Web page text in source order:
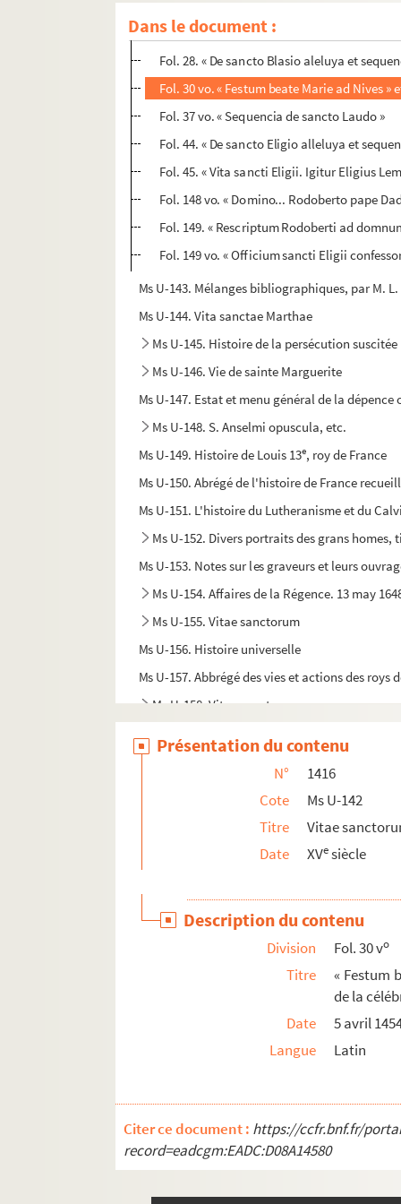
Dans le document :
Fol. 2. Vita S. Ermelandi. « Multorum jam
Fol. 26. « De sancto Ermelando, in primo
Fol. 28. « De sancto Blasio aleluya et
Fol. 30 vo. « Festum beate Marie ad Nives
Fol. 37 vo. « Sequencia de sancto Laudo »
Fol. 44. « De sancto Eligio alleluya et
Fol. 45. « Vita sancti Eligii. Igitur Eligius
Fol. 148 vo. « Domino... Rodoberto pape
Fol. 149. « Rescriptum Rodoberti ad
Fol. 149 vo. « Officium sancti Eligii
Ms U-143. Mélanges bibliographiques, par M.
Ms U-144. Vita sanctae Marthae
Ms U-145. Histoire de la persécution
Ms U-146. Vie de sainte Marguerite
Ms U-147. Estat et menu général de la
Ms U-148. S. Anselmi opuscula, etc.
Ms U-149. Histoire de Louis 13e, roy de France
Ms U-150. Abrégé de l'histoire de France
Ms U-151. L'histoire du Lutheranisme et du
Ms U-152. Divers portraits des grans
Ms U-153. Notes sur les graveurs et leurs
Ms U-154. Affaires de la Régence. 13 may
Ms U-155. Vitae sanctorum
Ms U-156. Histoire universelle
Ms U-157. Abbrégé des vies et actions des roys
Ms U-158. Vitae sanctorum
Présentation du contenu
N°
1416
Cote
Ms U-142
Titre
Vitae
Date
XVesiècle
Description du contenu
Division Fol. 30 vo
Titre
« Festum
de la
Date
5 avril
Langue
Latin
Citer ce document : https://ccfr.bnf.fr/
record=eadcgm:EADC:D08A14580